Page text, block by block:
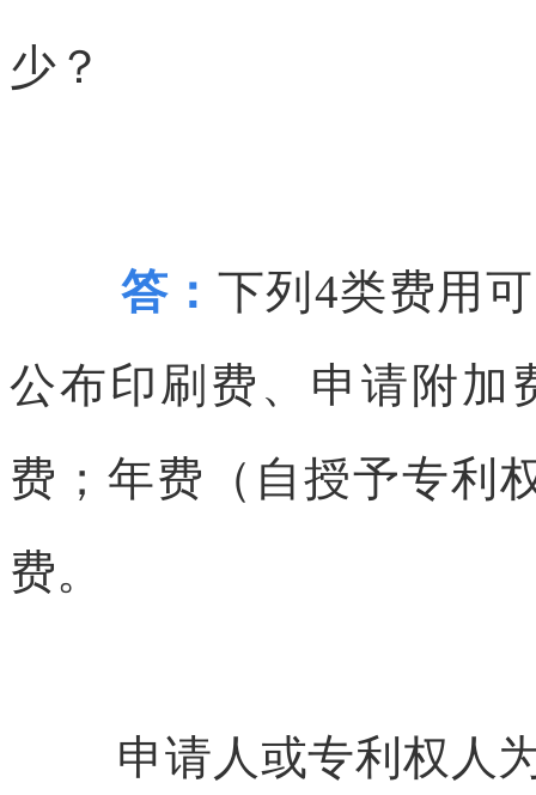
少？
答： 下列4类费用
公布印刷费、申请附加
费；年费（自授予专利
费。
申请人或专利权人